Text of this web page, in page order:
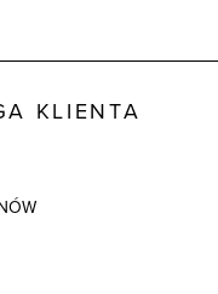
KLIENTA